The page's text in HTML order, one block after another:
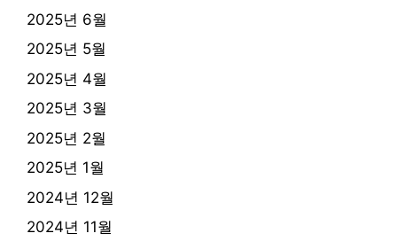
2025년 6월
2025년 5월
2025년 4월
2025년 3월
2025년 2월
2025년 1월
2024년 12월
2024년 11월